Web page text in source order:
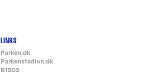
LINKS
Parken.dk
Parkenstadion.dk
B1903